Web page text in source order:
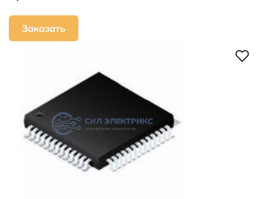
Заказать